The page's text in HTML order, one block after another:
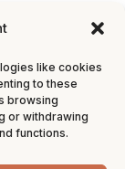
like cookies
to these
browsing
or withdrawing
functions.